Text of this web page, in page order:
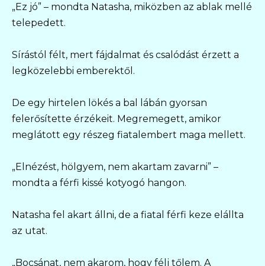
„Ez jó” – mondta Natasha, miközben az ablak mellé
telepedett.
Sírástól félt, mert fájdalmat és csalódást érzett a
legközelebbi emberektől.
De egy hirtelen lökés a bal lábán gyorsan
felerősítette érzékeit. Megremegett, amikor
meglátott egy részeg fiatalembert maga mellett.
„Elnézést, hölgyem, nem akartam zavarni” –
mondta a férfi kissé kotyogó hangon.
Natasha fel akart állni, de a fiatal férfi keze elállta
az utat.
„Bocsánat, nem akarom, hogy félj tőlem. A